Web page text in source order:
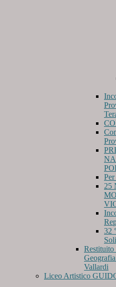
25
32
Restituito
Vallardi
Liceo Artistico